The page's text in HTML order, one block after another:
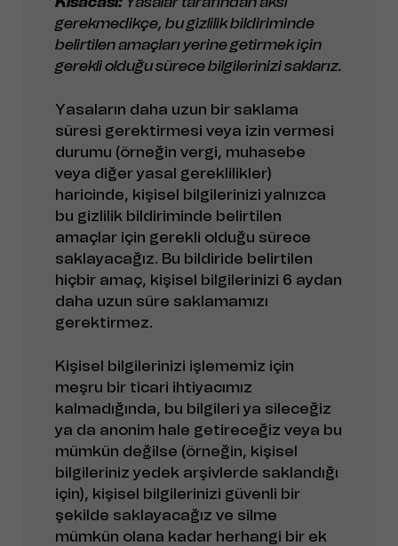
gerekmedikçe, bu gizlilik bildiriminde
belirtilen amaçları yerine getirmek için
gerekli olduğu sürece bilgilerinizi saklarız.
Yasaların daha uzun bir saklama
süresi gerektirmesi veya izin vermesi
durumu (örneğin vergi, muhasebe
veya diğer yasal gereklilikler)
haricinde, kişisel bilgilerinizi yalnızca
bu gizlilik bildiriminde belirtilen
amaçlar için gerekli olduğu sürece
saklayacağız. Bu bildiride belirtilen
hiçbir amaç, kişisel bilgilerinizi 6 aydan
daha uzun süre saklamamızı
gerektirmez.
Kişisel bilgilerinizi işlememiz için
meşru bir ticari ihtiyacımız
kalmadığında, bu bilgileri ya sileceğiz
ya da anonim hale getireceğiz veya bu
mümkün değilse (örneğin, kişisel
bilgileriniz yedek arşivlerde saklandığı
için), kişisel bilgilerinizi güvenli bir
şekilde saklayacağız ve silme
mümkün olana kadar herhangi bir ek